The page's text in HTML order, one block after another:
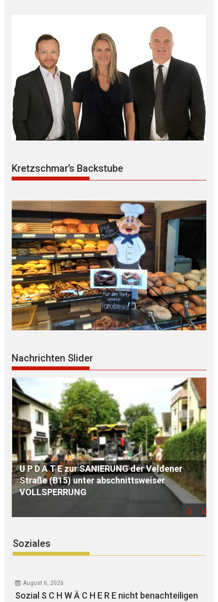
Kretzschmar’s Backstube
Nachrichten Slider
S E G N U N G des WEGKREUZES am
Birkenberg
Soziales
August 6, 2026
Sozial S C H W Ä C H E R E nicht benachteiligen